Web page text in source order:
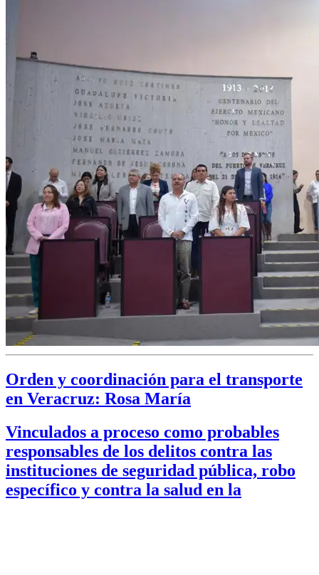
Orden y coordinación para el transporte
en Veracruz: Rosa María
Vinculados a proceso como probables
responsables de los delitos contra las
instituciones de seguridad pública, robo
específico y contra la salud en la